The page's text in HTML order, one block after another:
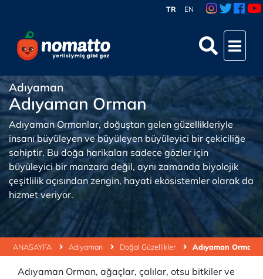
TR EN
ANASAYFA Adıyaman Doğal Güzellikler Adıyaman Orman
Adıyaman
Adıyaman Orman
Adıyaman Ormanlar, doğuştan gelen güzellikleriyle
insanı büyüleyen ve büyüleyen büyüleyici bir çekiciliğe
sahiptir. Bu doğa harikaları sadece gözler için
büyüleyici bir manzara değil, aynı zamanda biyolojik
çeşitlilik açısından zengin, hayati ekosistemler olarak da
hizmet veriyor.
Adıyaman Orman, ağaçlar, çalılar, otsu bitkiler ve